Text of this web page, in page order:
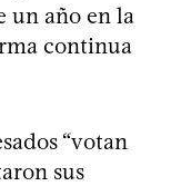
un año en la
continua
“votan
sus